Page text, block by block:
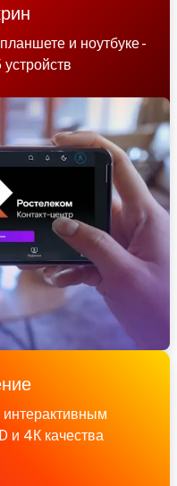
и ноутбуке -
и 4К качества